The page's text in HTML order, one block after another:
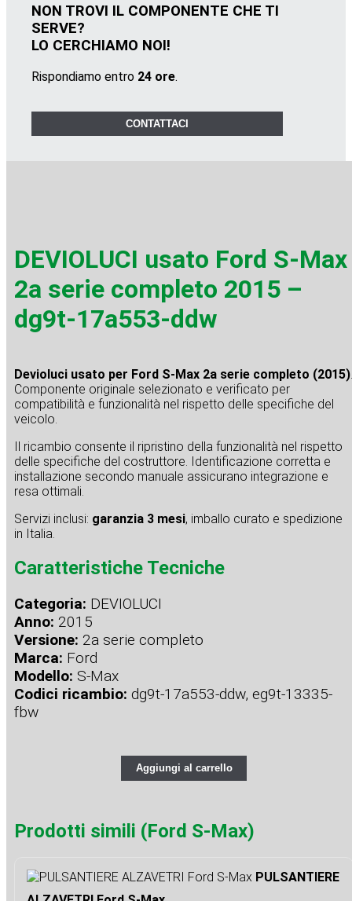
NON TROVI IL COMPONENTE CHE TI
SERVE?
LO CERCHIAMO NOI!
Rispondiamo entro 24 ore.
CONTATTACI
DEVIOLUCI usato Ford S-Max
2a serie completo 2015 –
dg9t-17a553-ddw
Devioluci usato per Ford S-Max 2a serie completo (2015).
Componente originale selezionato e verificato per
compatibilità e funzionalità nel rispetto delle specifiche del
veicolo.
Il ricambio consente il ripristino della funzionalità nel rispetto
delle specifiche del costruttore. Identificazione corretta e
installazione secondo manuale assicurano integrazione e
resa ottimali.
Servizi inclusi: garanzia 3 mesi, imballo curato e spedizione
in Italia.
Caratteristiche Tecniche
Categoria: DEVIOLUCI
Anno: 2015
Versione: 2a serie completo
Marca: Ford
Modello: S-Max
Codici ricambio: dg9t-17a553-ddw, eg9t-13335-
fbw
Aggiungi al carrello
Prodotti simili (Ford S-Max)
PULSANTIERE